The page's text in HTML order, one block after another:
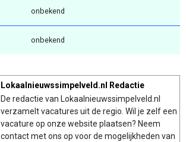
onbekend
onbekend
Lokaalnieuwssimpelveld.nl Redactie
De redactie van Lokaalnieuwssimpelveld.nl
verzamelt vacatures uit de regio. Wil je zelf een
vacature op onze website plaatsen? Neem
contact met ons op voor de mogelijkheden van